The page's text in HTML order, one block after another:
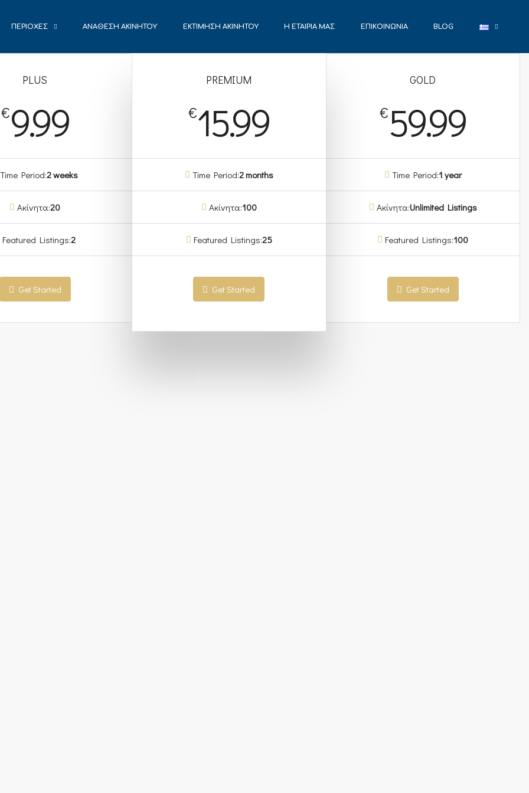
ΠΕΡΙΟΧΈΣ ΑΝΆΘΕΣΗ ΑΚΙΝΉΤΟΥ ΕΚΤΊΜΗΣΗ ΑΚΙΝΉΤΟΥ Η ΕΤΑΙΡΊΑ ΜΑΣ ΕΠΙΚΟΙΝΩΝΊΑ BLOG
PLUS
€9.99
Time Period:2 weeks
Ακίνητα:20
Featured Listings:2
Get Started
PREMIUM
€15.99
Time Period:2 months
Ακίνητα:100
Featured Listings:25
Get Started
GOLD
€59.99
Time Period:1 year
Ακίνητα:Unlimited Listings
Featured Listings:100
Get Started